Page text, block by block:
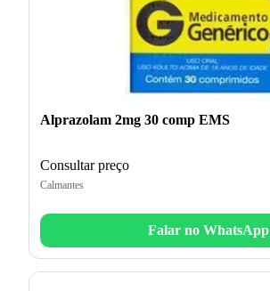
Alprazolam 2mg 30 comp EMS
Consultar preço
Calmantes
Falar no WhatsApp